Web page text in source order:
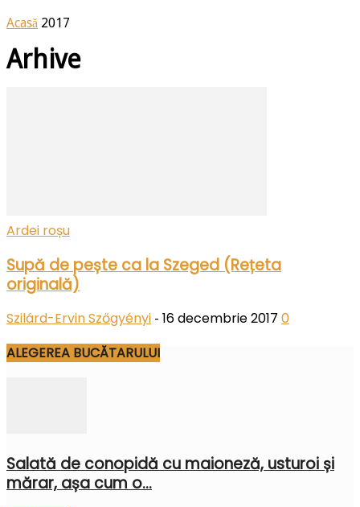
Acasă 2017
Arhive
Ardei roșu
Supă de pește ca la Szeged (Rețeta
originală)
Szilárd-Ervin Szőgyényi - 16 decembrie 2017 0
ALEGEREA BUCĂTARULUI
Salată de conopidă cu maioneză, usturoi și
mărar, așa cum o...